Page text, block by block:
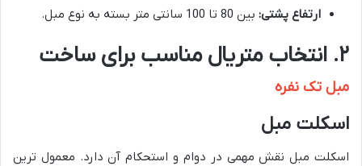
ارتفاع پشتی: بین 80 تا 100 سانتی متر بسته به نوع مبل.
۲. انتخاب متریال مناسب برای ساخت
مبل تک نفره
اسکلت مبل
اسکلت مبل نقش مهمی در دوام و استحکام آن دارد. معمول ترین